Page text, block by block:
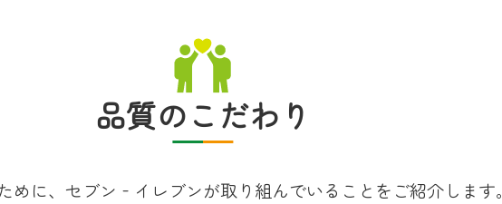
品質のこだわり
めに、 セブン‐イレブンが取り組んでいることを ご紹介します。